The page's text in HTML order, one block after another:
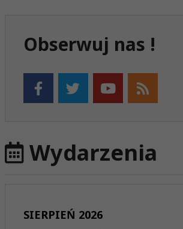
Obserwuj nas !
Wydarzenia
SIERPIEŃ 2026